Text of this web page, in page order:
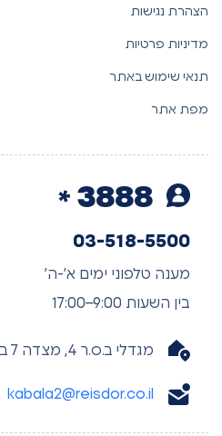
הצהרת נגישות
מדיניות פרטיות
תנאי שימוש באתר
מפת אתר
03-518-5500
מענה טלפוני ימים א’-ה’
בין השעות 9:00–17:00
מגדלי ב.ס.ר 4, מצדה 7 בני ברק
kabala2@reisdor.co.il